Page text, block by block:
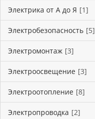
Электрика от А до Я [1]
Электробезопасность [5]
Электромонтаж [3]
Электроосвещение [3]
Электроотопление [8]
Электропроводка [2]